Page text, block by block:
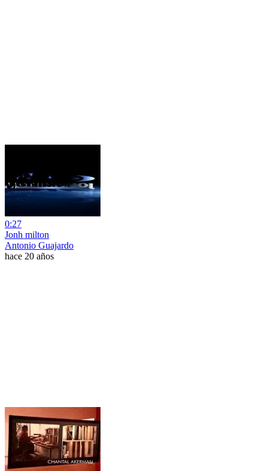
0:27
Jonh milton
Antonio Guajardo
hace 20 años